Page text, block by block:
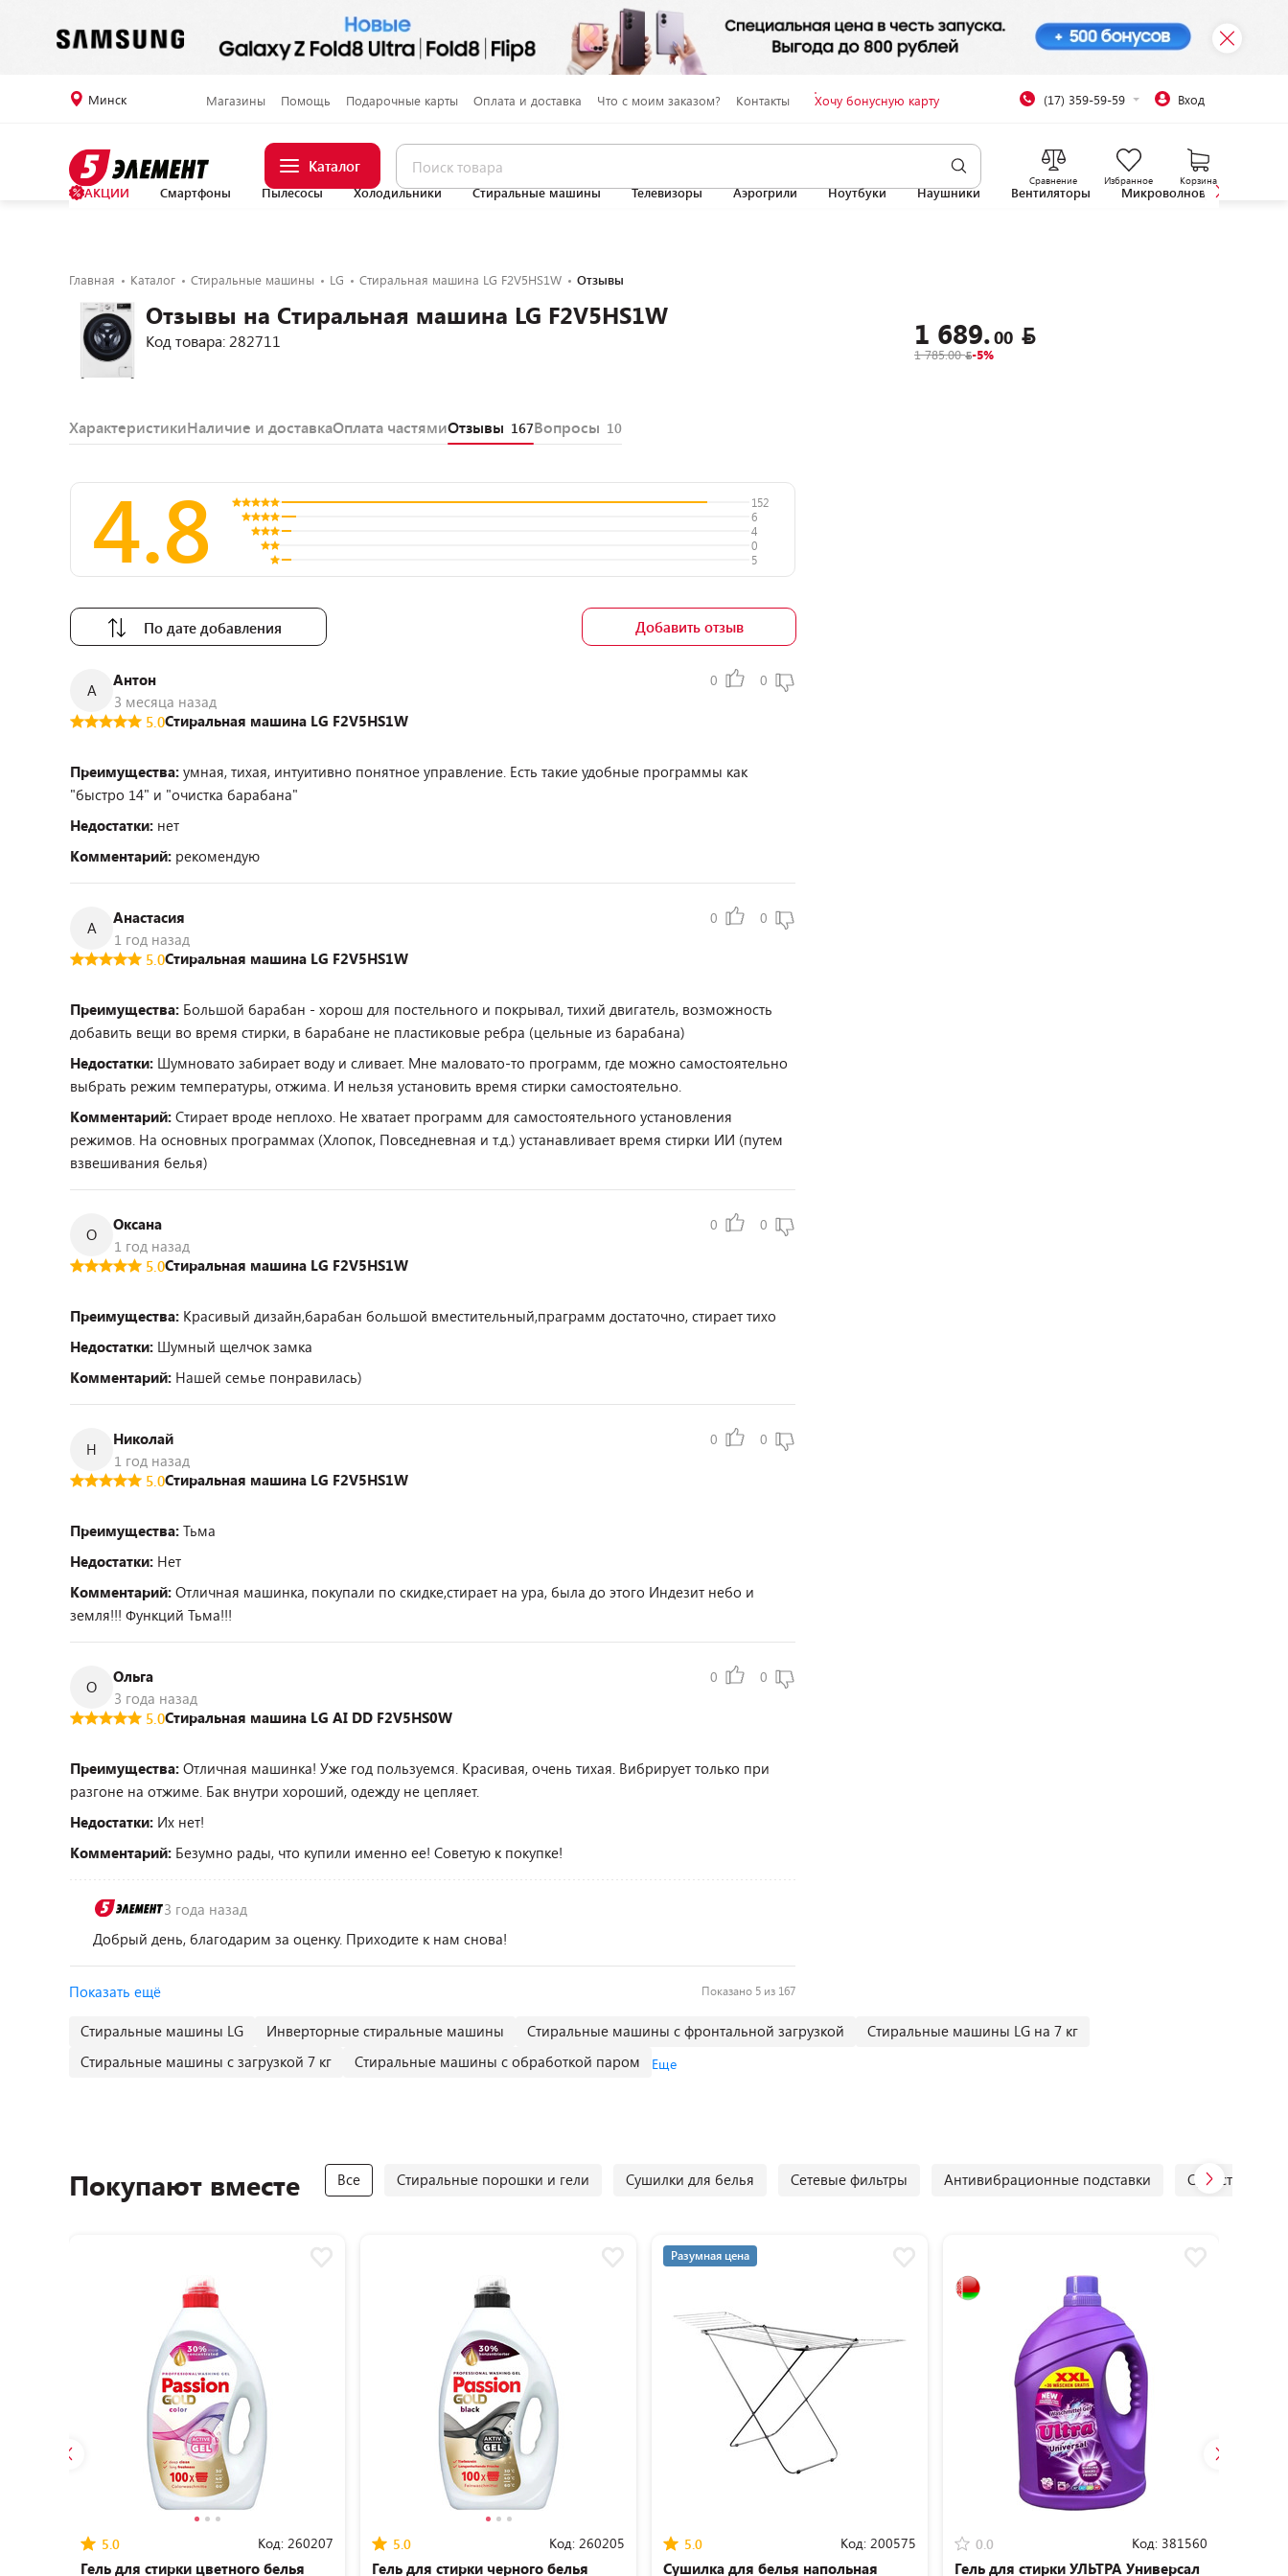
Минск Магазины Помощь Подарочные карты Оплата и доставка Что с моим заказом? Контакты Хочу бонусную карту (17) 359-59-59 Вход
Каталог
Сравнение Избранное Корзина
АКЦИИ Смартфоны Пылесосы Холодильники Стиральные машины Телевизоры Аэрогрили Ноутбуки Наушники Вентиляторы Микроволновые печи
Главная Каталог Стиральные машины LG Стиральная машина LG F2V5HS1W Отзывы
Отзывы на Стиральная машина LG F2V5HS1W
Код товара: 282711 1 689.00
1 785.00 -5%
ХарактеристикиНаличие и доставкаОплата частямиОтзывы 167Вопросы 10
4.8
152
6
4
0
5
По дате добавления Добавить отзыв
А
Антон
3 месяца назад
0 0
5.0Стиральная машина LG F2V5HS1W
Преимущества: умная, тихая, интуитивно понятное управление. Есть такие удобные программы как
"быстро 14" и "очистка барабана"
Недостатки: нет
Комментарий: рекомендую
А
Анастасия
1 год назад
0 0
5.0Стиральная машина LG F2V5HS1W
Преимущества: Большой барабан - хорош для постельного и покрывал, тихий двигатель, возможность
добавить вещи во время стирки, в барабане не пластиковые ребра (цельные из барабана)
Недостатки: Шумновато забирает воду и сливает. Мне маловато-то программ, где можно самостоятельно
выбрать режим температуры, отжима. И нельзя установить время стирки самостоятельно.
Комментарий: Стирает вроде неплохо. Не хватает программ для самостоятельного установления
режимов. На основных программах (Хлопок, Повседневная и т.д.) устанавливает время стирки ИИ (путем
взвешивания белья)
О
Оксана
1 год назад
0 0
5.0Стиральная машина LG F2V5HS1W
Преимущества: Красивый дизайн,барабан большой вместительный,праграмм достаточно, стирает тихо
Недостатки: Шумный щелчок замка
Комментарий: Нашей семье понравилась)
Н
Николай
1 год назад
0 0
5.0Стиральная машина LG F2V5HS1W
Преимущества: Тьма
Недостатки: Нет
Комментарий: Отличная машинка, покупали по скидке,стирает на ура, была до этого Индезит небо и
земля!!! Функций Тьма!!!
О
Ольга
3 года назад
0 0
5.0Стиральная машина LG AI DD F2V5HS0W
Преимущества: Отличная машинка! Уже год пользуемся. Красивая, очень тихая. Вибрирует только при
разгоне на отжиме. Бак внутри хороший, одежду не цепляет.
Недостатки: Их нет!
Комментарий: Безумно рады, что купили именно ее! Советую к покупке!
3 года назад
Добрый день, благодарим за оценку. Приходите к нам снова!
Показать ещё Показано 5 из 167
Стиральные машины LG Инверторные стиральные машины Стиральные машины с фронтальной загрузкой
Стиральные машины LG на 7 кг
Стиральные машины с загрузкой 7 кг
Стиральные машины с обработкой паром Еще
Покупают вместе Все Стиральные порошки и гели Сушилки для белья Сетевые фильтры Антивибрационные подставки Средства для
5.0 Код: 260207
Гель для стирки цветного белья
5.0 Код: 260205
Гель для стирки черного белья
Разумная цена
5.0 Код: 200575
Сушилка для белья напольная
0.0 Код: 381560
Гель для стирки УЛЬТРА Универсал